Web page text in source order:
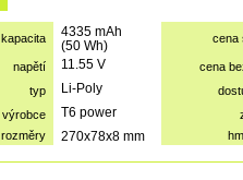
kapacita
4335 mAh
(50 Wh)
cena
napětí 11.55 V
cena
typ
Li-Poly
výrobce
T6 power
rozměry
270x78x8 mm